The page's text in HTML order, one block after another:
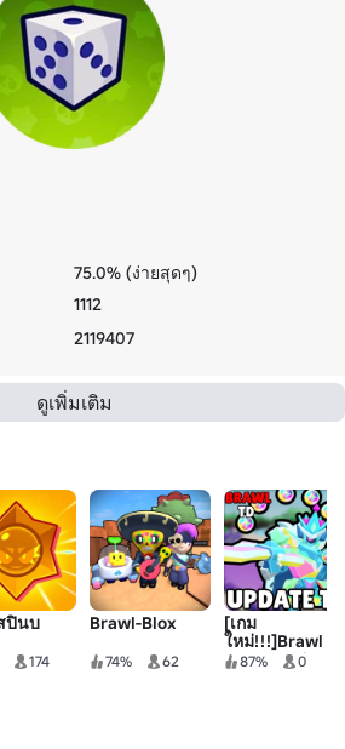
75.0% (ง่ายสุดๆ)
1112
2119407
ดูเพิ่มเติม
ปินบ
174
Brawl-Blox
74% 62
[เกม
ใหม่!!!]Brawl
Tower Defense
87% 0